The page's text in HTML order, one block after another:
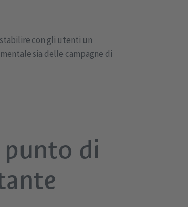
con gli utenti un
sia delle campagne di
punto di